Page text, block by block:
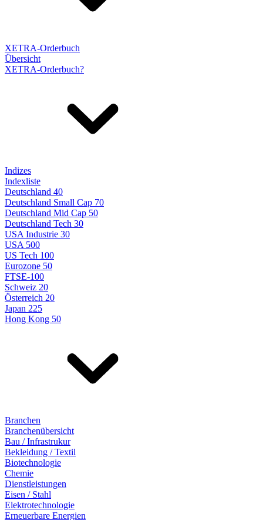
XETRA-Orderbuch
Übersicht
XETRA-Orderbuch?
Indizes
Indexliste
Deutschland 40
Deutschland Small Cap 70
Deutschland Mid Cap 50
Deutschland Tech 30
USA Industrie 30
USA 500
US Tech 100
Eurozone 50
FTSE-100
Schweiz 20
Österreich 20
Japan 225
Hong Kong 50
Branchen
Branchenübersicht
Bau / Infrastrukur
Bekleidung / Textil
Biotechnologie
Chemie
Dienstleistungen
Eisen / Stahl
Elektrotechnologie
Erneuerbare Energien